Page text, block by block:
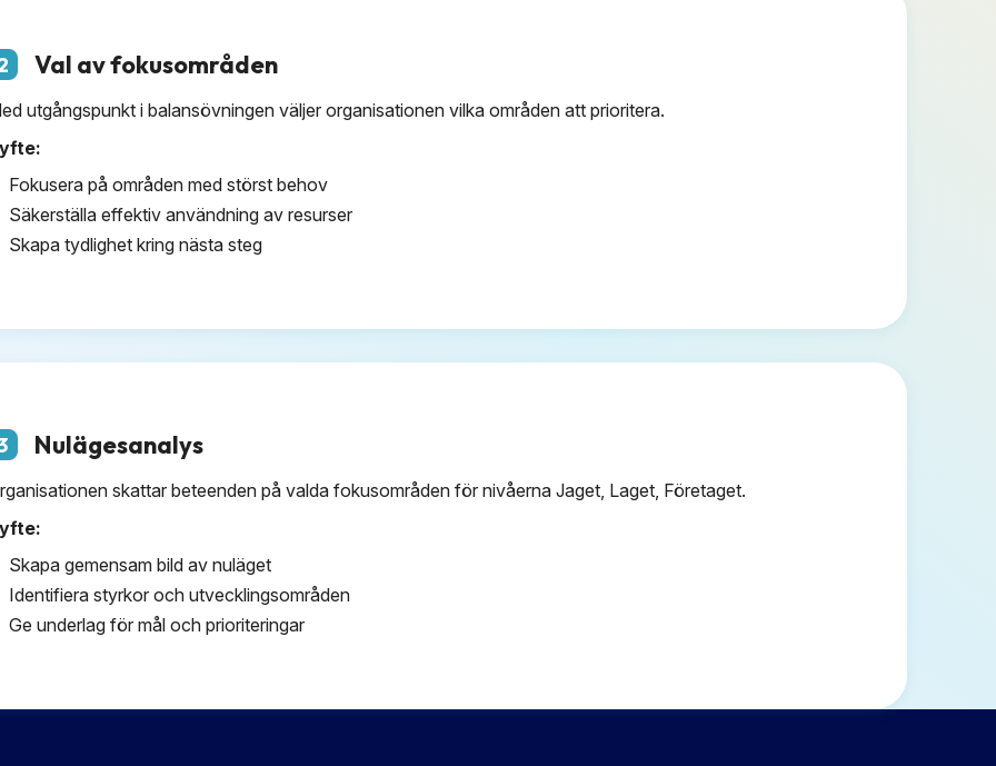
Val av fokusområden
utgångspunkt i balansövningen väljer organisationen vilka områden att prioritera.
Fokusera på områden med störst behov
Säkerställa effektiv användning av resurser
Skapa tydlighet kring nästa steg
Nulägesanalys
skattar beteenden på valda fokusområden för nivåerna Jaget, Laget, Företaget.
Skapa gemensam bild av nuläget
Identifiera styrkor och utvecklingsområden
Ge underlag för mål och prioriteringar